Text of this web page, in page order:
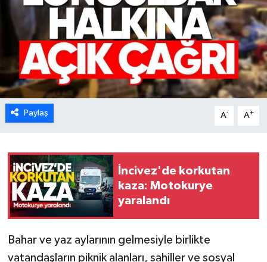
Paylaş A- A+
İncivez'de korkutan
kaza: Motokurye
yaralandı
Bahar ve yaz aylarının gelmesiyle birlikte
vatandaşların piknik alanları, sahiller ve sosyal
Ulusal